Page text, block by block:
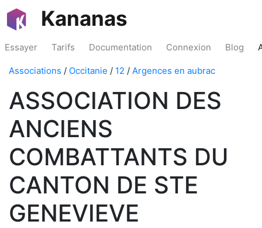
Kananas
Essayer Tarifs Documentation Connexion Blog
Associations / Occitanie / 12 / Argences en aubrac
ASSOCIATION DES
ANCIENS
COMBATTANTS DU
CANTON DE STE
GENEVIEVE